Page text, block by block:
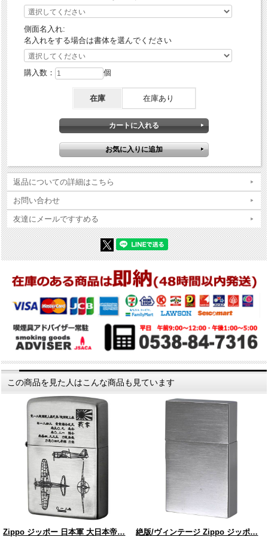
戦った先人たちへ、フラミンゴが捧げる最大級のオマージュ。アメリ
カZippo本社デザイン申請済（承認番号付きホログラムシール添付）。
当店だけの限定販売です。
ケース形状：レギュラー・ケース
加工表面処理：エッチング｜ニッケル古美仕上げ
その他：フラミンゴ限定販売
側面名入れ:
名入れをする場合は書体を選んでください
購入数： 個
在庫 在庫あり
返品についての詳細はこちら
お問い合わせ
友達にメールですすめる
この商品を見た人はこんな商品も見ています
Zippo ジッポー 日本軍 大日本帝… 絶版/ヴィンテージ Zippo ジッポ…